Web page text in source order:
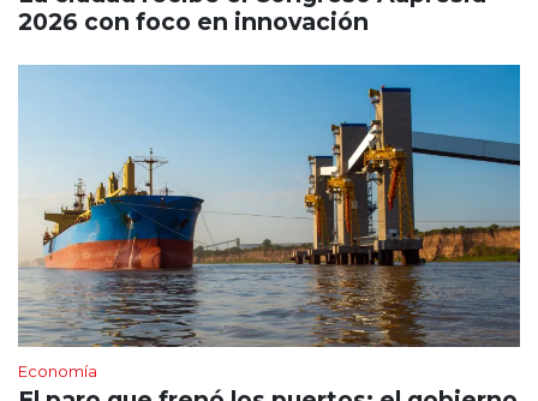
2026 con foco en innovación
Economía